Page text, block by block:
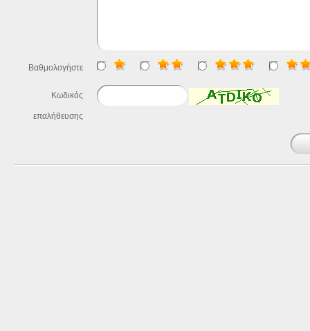
Βαθμολογήστε
Κωδικός
επαλήθευσης